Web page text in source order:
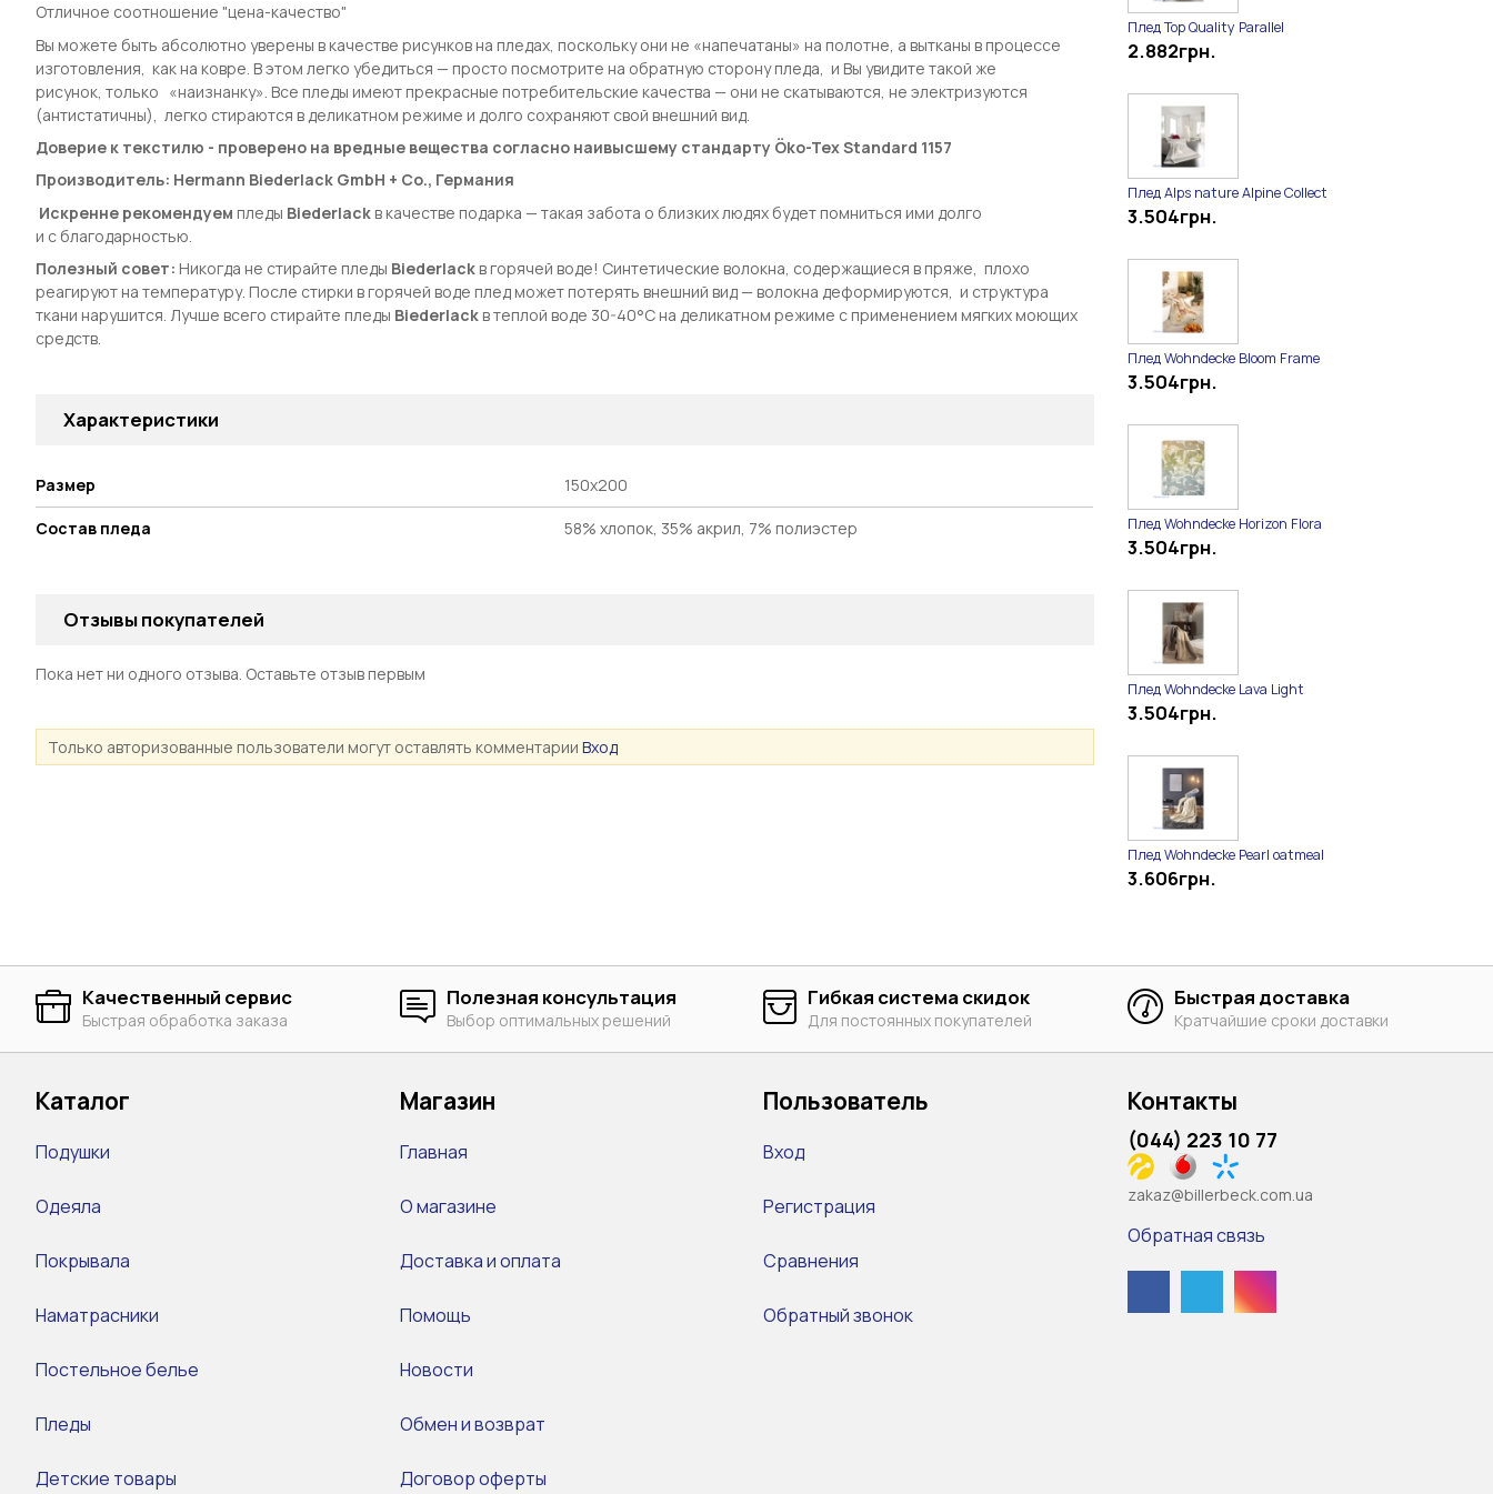
Отличное соотношение "цена-качество"
Вы можете быть абсолютно уверены в качестве рисунков на пледах, поскольку они не «напечатаны» на полотне, а вытканы в процессе
изготовления, как на ковре. В этом легко убедиться — просто посмотрите на обратную сторону пледа, и Вы увидите такой же
рисунок, только «наизнанку». Все пледы имеют прекрасные потребительские качества — они не скатываются, не электризуются
(антистатичны), легко стираются в деликатном режиме и долго сохраняют свой внешний вид.
Доверие к текстилю - проверено на вредные вещества согласно наивысшему стандарту Öko-Tex Standard 1157
Производитель: Hermann Biederlack GmbH + Co., Германия
Искренне рекомендуем пледы Biederlack в качестве подарка — такая забота о близких людях будет помниться ими долго
и с благодарностью.
Полезный совет: Никогда не стирайте пледы Biederlack в горячей воде! Синтетические волокна, содержащиеся в пряже, плохо
реагируют на температуру. После стирки в горячей воде плед может потерять внешний вид — волокна деформируются, и структура
ткани нарушится. Лучше всего стирайте пледы Biederlack в теплой воде 30-40°С на деликатном режиме с применением мягких моющих
средств.
Характеристики
Размер 150х200
Состав пледа 58% хлопок, 35% акрил, 7% полиэстер
Отзывы покупателей
Пока нет ни одного отзыва. Оставьте отзыв первым
Только авторизованные пользователи могут оставлять комментарии Вход
Плед Top Quality Parallel
2.882грн.
Плед Alps nature Alpine Collect
3.504грн.
Плед Wohndecke Bloom Frame
3.504грн.
Плед Wohndecke Horizon Flora
3.504грн.
Плед Wohndecke Lava Light
3.504грн.
Плед Wohndecke Pearl oatmeal
3.606грн.
Качественный сервис
Быстрая обработка заказа
Полезная консультация
Выбор оптимальных решений
Гибкая система скидок
Для постоянных покупателей
Быстрая доставка
Кратчайшие сроки доставки
Каталог
Подушки
Одеяла
Покрывала
Наматрасники
Постельное белье
Пледы
Детские товары
Магазин
Главная
О магазине
Доставка и оплата
Помощь
Новости
Обмен и возврат
Договор оферты
Пользователь
Вход
Регистрация
Сравнения
Обратный звонок
Контакты
(044) 223 10 77
zakaz@billerbeck.com.ua
Обратная связь